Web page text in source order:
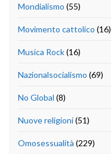
Mondialismo (55)
Movimento cattolico (16)
Musica Rock(16)
Nazionalsocialismo (69)
No Global (8)
Nuove religioni(51)
Omosessualità (229)